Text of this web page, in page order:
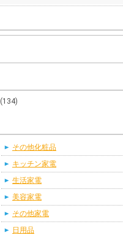
(134)
その他化粧品
キッチン家電
生活家電
美容家電
その他家電
日用品